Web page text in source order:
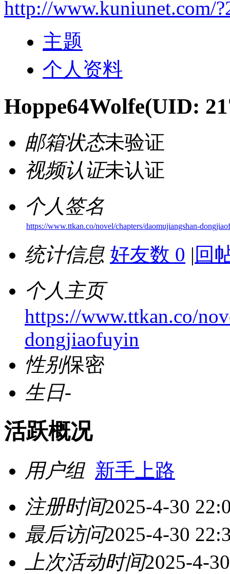
http://www.kuniunet.com/
主题
个人资料
Hoppe64Wolfe(UID:
邮箱状态未验证
视频认证未认证
个人签名
https://www.ttkan.co/novel/chapters/daomujiangshan-
统计信息 好友数 0 | 回
个人主页
https://www.ttkan.co/
dongjiaofuyin
性别保密
生日-
活跃概况
用户组 新手上路
注册时间2025-4-30
最后访问2025-4-30
上次活动时间2025-4-